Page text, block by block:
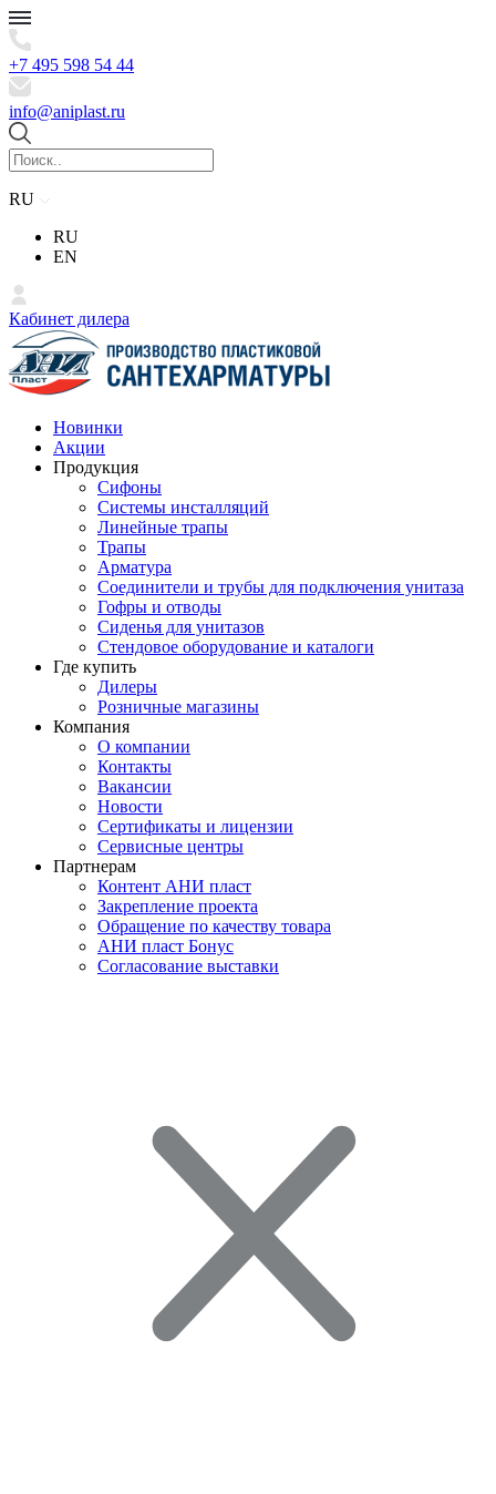
+7 495 598 54 44
info@aniplast.ru
RU
RU
EN
Кабинет дилера
Новинки
Акции
Продукция
Сифоны
Системы инсталляций
Линейные трапы
Трапы
Арматура
Соединители и трубы для подключения унитаза
Гофры и отводы
Сиденья для унитазов
Стендовое оборудование и каталоги
Где купить
Дилеры
Розничные магазины
Компания
О компании
Контакты
Вакансии
Новости
Сертификаты и лицензии
Сервисные центры
Партнерам
Контент АНИ пласт
Закрепление проекта
Обращение по качеству товара
АНИ пласт Бонус
Согласование выставки